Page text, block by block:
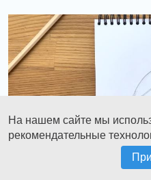
На нашем сайте мы
рекомендательные